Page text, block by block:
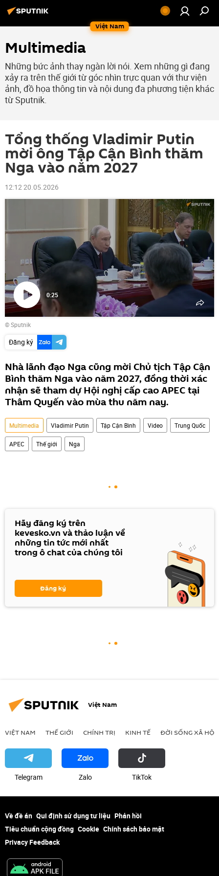
Việt Nam
Multimedia
Những bức ảnh thay ngàn lời nói. Xem những gì đang
xảy ra trên thế giới từ góc nhìn trực quan với thư viện
ảnh, đồ họa thông tin và nội dung đa phương tiện khác
từ Sputnik.
Tổng thống Vladimir Putin
mời ông Tập Cận Bình thăm
Nga vào năm 2027
12:12 20.05.2026
Phát
video
0:25
© Sputnik
Đăng ký
Nhà lãnh đạo Nga cũng mời Chủ tịch Tập Cận
Bình thăm Nga vào năm 2027, đồng thời xác
nhận sẽ tham dự Hội nghị cấp cao APEC tại
Thâm Quyến vào mùa thu năm nay.
Multimedia Vladimir Putin Tập Cận Bình Video Trung Quốc
APEC Thế giới Nga
Hãy đăng ký trên
kevesko.vn và thảo luận về
những tin tức mới nhất
trong ô chat của chúng tôi
Đăng ký
Việt Nam
VIỆT NAM THẾ GIỚI CHÍNH TRỊ KINH TẾ ĐỜI SỐNG XÃ HỘI
Telegram Zalo ТikТоk
Về đề án Qui định sử dụng tư liệu Phản hồi
Tiêu chuẩn cộng đồng Cookie Chính sách bảo mật
Privacy Feedback